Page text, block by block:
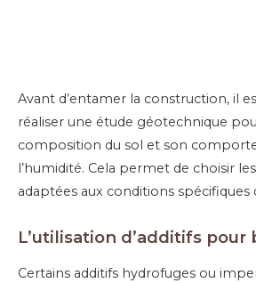
Avant d’entamer la construction, il
réaliser une étude géotechnique
composition du sol et son
l’humidité. Cela permet de choisir
adaptées aux conditions spécifiques
L’utilisation d’additifs pour
Certains additifs hydrofuges ou